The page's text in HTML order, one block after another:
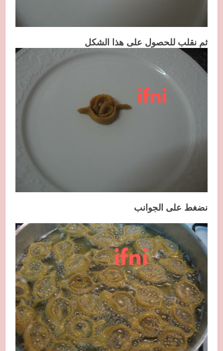
ثم نقلب للحصول على هذا الشكل
نضغط على الجوانب